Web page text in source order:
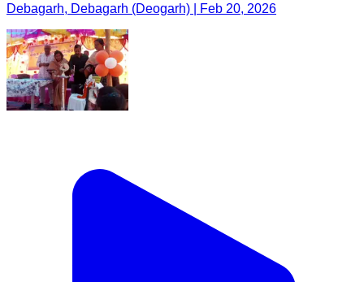
Debagarh, Debagarh (Deogarh) | Feb 20, 2026